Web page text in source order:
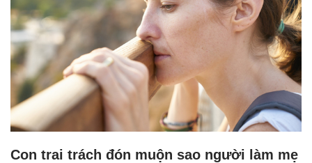
Con trai trách đón muộn sao người làm mẹ